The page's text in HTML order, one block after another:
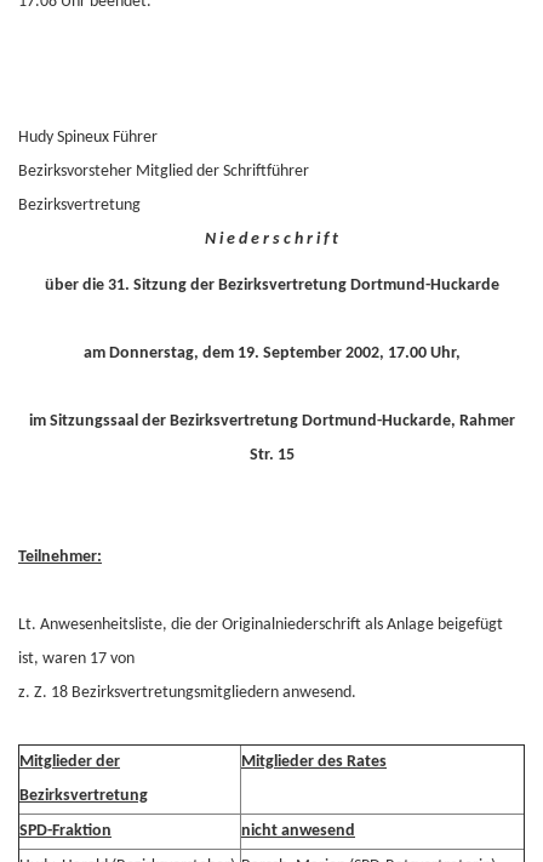
Hudy Spineux Führer
Bezirksvorsteher Mitglied der Schriftführer
Bezirksvertretung
N i e d e r s c h r i f t
über die 31. Sitzung der Bezirksvertretung Dortmund-Huckarde
am Donnerstag, dem 19. September 2002, 17.00 Uhr,
im Sitzungssaal der Bezirksvertretung Dortmund-Huckarde, Rahmer
Str. 15
Teilnehmer:
Lt. Anwesenheitsliste, die der Originalniederschrift als Anlage beigefügt
ist, waren 17 von
z. Z. 18 Bezirksvertretungsmitgliedern anwesend.
Mitglieder der
Bezirksvertretung
Mitglieder des Rates
SPD-Fraktion
nicht anwesend